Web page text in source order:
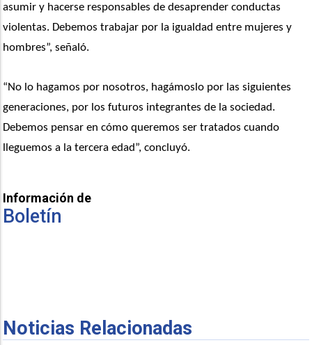
asumir y hacerse responsables de desaprender conductas
violentas. Debemos trabajar por la igualdad entre mujeres y
hombres”, señaló.
“No lo hagamos por nosotros, hagámoslo por las siguientes
generaciones, por los futuros integrantes de la sociedad.
Debemos pensar en cómo queremos ser tratados cuando
lleguemos a la tercera edad”, concluyó.
Información de
Boletín
Noticias Relacionadas